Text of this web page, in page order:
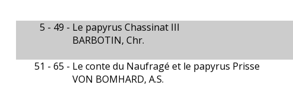
5 - 49 - Le papyrus Chassinat III
BARBOTIN, Chr.
51 - 65 - Le conte du Naufragé et le papyrus Prisse
VON BOMHARD, A.S.